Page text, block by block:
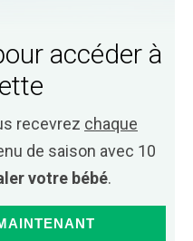
accéder à
recevrez chaque
de saison avec 10
votre bébé.